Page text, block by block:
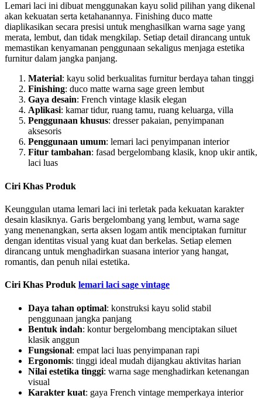
Lemari laci ini dibuat menggunakan kayu solid pilihan yang dikenal
akan kekuatan serta ketahanannya. Finishing duco matte
diaplikasikan secara presisi untuk menghasilkan warna sage yang
merata, lembut, dan tidak mengkilap. Setiap detail dirancang untuk
memastikan kenyamanan penggunaan sekaligus menjaga estetika
furnitur dalam jangka panjang.
Material: kayu solid berkualitas furnitur berdaya tahan tinggi
Finishing: duco matte warna sage green lembut
Gaya desain: French vintage klasik elegan
Aplikasi: kamar tidur, ruang tamu, ruang keluarga, villa
Penggunaan khusus: dresser pakaian, penyimpanan
aksesoris
Penggunaan umum: lemari laci penyimpanan interior
Fitur tambahan: fasad bergelombang klasik, knop ukir antik,
laci luas
Ciri Khas Produk
Keunggulan utama lemari laci ini terletak pada kekuatan karakter
desain klasiknya. Garis bergelombang yang lembut, warna sage
yang menenangkan, serta aksen logam antik menciptakan furnitur
dengan identitas visual yang kuat dan berkelas. Setiap elemen
dirancang untuk menghadirkan suasana interior yang hangat,
romantis, dan penuh nilai estetika.
Ciri Khas Produk lemari laci sage vintage
Daya tahan optimal: konstruksi kayu solid stabil
penggunaan jangka panjang
Bentuk indah: kontur bergelombang menciptakan siluet
klasik anggun
Fungsional: empat laci luas penyimpanan rapi
Ergonomis: tinggi ideal mudah dijangkau aktivitas harian
Nilai estetika tinggi: warna sage menghadirkan ketenangan
visual
Karakter kuat: gaya French vintage memperkaya interior